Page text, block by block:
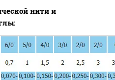
нити и